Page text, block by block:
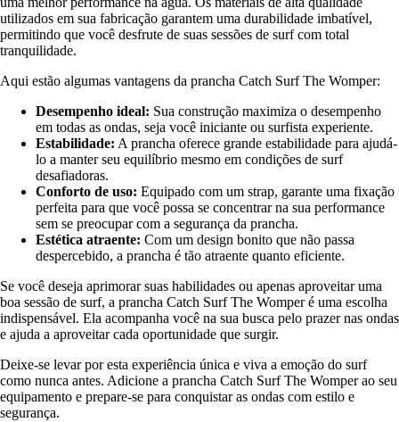
utilizados em sua fabricação garantem uma durabilidade imbatível,
permitindo que você desfrute de suas sessões de surf com total
tranquilidade.
Aqui estão algumas vantagens da prancha Catch Surf The Womper:
Desempenho ideal: Sua construção maximiza o desempenho
em todas as ondas, seja você iniciante ou surfista experiente.
Estabilidade: A prancha oferece grande estabilidade para ajudá-
lo a manter seu equilíbrio mesmo em condições de surf
desafiadoras.
Conforto de uso: Equipado com um strap, garante uma fixação
perfeita para que você possa se concentrar na sua performance
sem se preocupar com a segurança da prancha.
Estética atraente: Com um design bonito que não passa
despercebido, a prancha é tão atraente quanto eficiente.
Se você deseja aprimorar suas habilidades ou apenas aproveitar uma
boa sessão de surf, a prancha Catch Surf The Womper é uma escolha
indispensável. Ela acompanha você na sua busca pelo prazer nas ondas
e ajuda a aproveitar cada oportunidade que surgir.
Deixe-se levar por esta experiência única e viva a emoção do surf
como nunca antes. Adicione a prancha Catch Surf The Womper ao seu
equipamento e prepare-se para conquistar as ondas com estilo e
segurança.